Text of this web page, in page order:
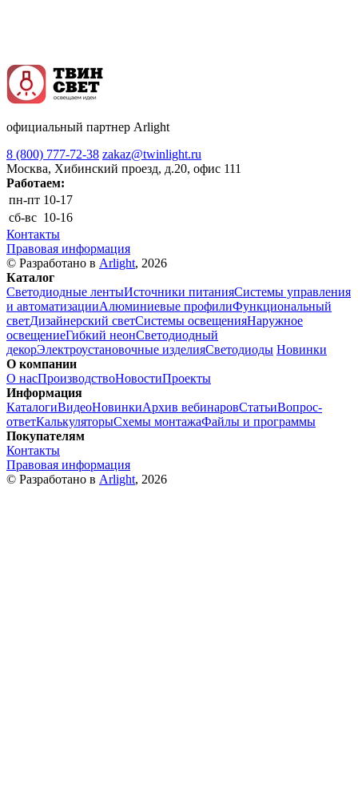
официальный партнер Arlight
8 (800) 777-72-38 zakaz@twinlight.ru
Москва, Хибинский проезд, д.20, офис 111
Работаем:
пн-пт 10-17
сб-вс 10-16
Контакты
Правовая информация
© Разработано в Arlight, 2026
Каталог
Светодиодные лентыИсточники питанияСистемы управления
и автоматизацииАлюминиевые профилиФункциональный
светДизайнерский светСистемы освещенияНаружное
освещениеГибкий неонСветодиодный
декорЭлектроустановочные изделияСветодиоды Новинки
О компании
О насПроизводствоНовостиПроекты
Информация
КаталогиВидеоНовинкиАрхив вебинаровСтатьиВопрос-
ответКалькуляторыСхемы монтажаФайлы и программы
Покупателям
Контакты
Правовая информация
© Разработано в Arlight, 2026